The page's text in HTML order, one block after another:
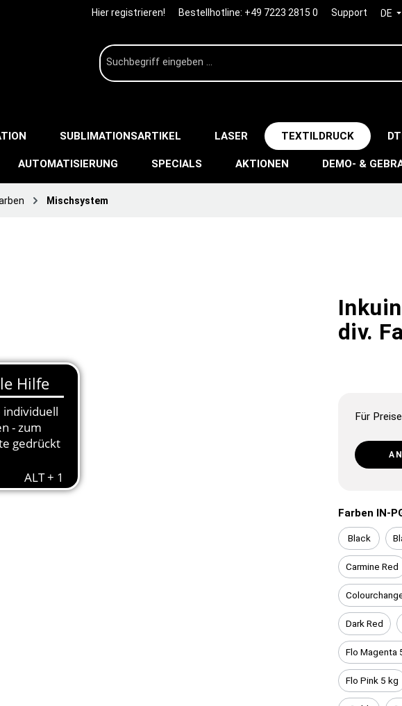
Hier registrieren! Bestellhotline: +49 7223 2815 0 Support DE
SUBLIMATIONSARTIKEL LASER TEXTILDRUCK
AUTOMATISIERUNG SPECIALS AKTIONEN DEMO- &
Mischsystem
div.
Für
Farben IN-
Black
Carmine Red
Dark Red
Flo Magenta
Flo Pink 5 kg